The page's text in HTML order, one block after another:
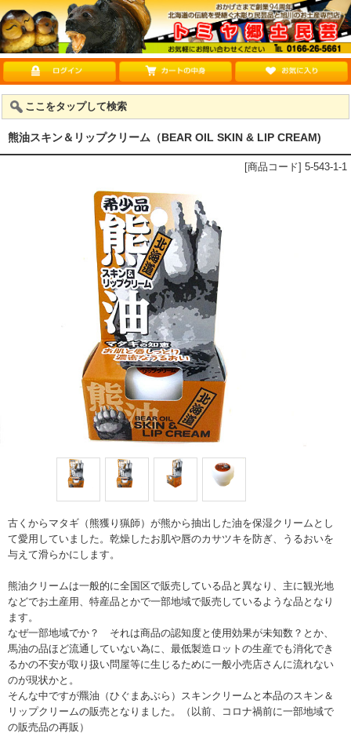
ここをタップして検索
熊油スキン＆リップクリーム（BEAR OIL SKIN & LIP CREAM)
[商品コード] 5-543-1-1
古くからマタギ（熊獲り猟師）が熊から抽出した油を保湿クリームとし
て愛用していました。乾燥したお肌や唇のカサツキを防ぎ、うるおいを
与えて滑らかにします。
熊油クリームは一般的に全国区で販売している品と異なり、主に観光地
などでお土産用、特産品とかで一部地域で販売しているような品となり
ます。
なぜ一部地域でか？ それは商品の認知度と使用効果が未知数？とか、
馬油の品ほど流通していない為に、最低製造ロットの生産でも消化でき
るかの不安が取り扱い問屋等に生じるために一般小売店さんに流れない
のが現状かと。
そんな中ですが羆油（ひぐまあぶら）スキンクリームと本品のスキン＆
リップクリームの販売となりました。（以前、コロナ禍前に一部地域で
の販売品の再販）